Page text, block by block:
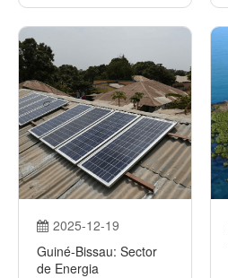
café
2025-12-19
Guiné-Bissau: Sector
de Energia